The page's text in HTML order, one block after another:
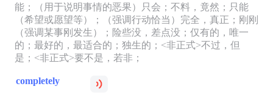
能；（用于说明事情的恶果）只会；不料，竟然；只能
（希望或愿望等）；（强调行动恰当）完全，真正；刚刚
（强调某事刚发生）；险些没，差点没；仅有的，唯一
的；最好的，最适合的；独生的；<非正式>不过，但
是；<非正式>要不是，若非；
completely